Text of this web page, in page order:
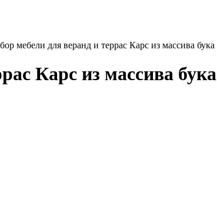
мебели для веранд и террас Карс из массива бука
Карс из массива бука